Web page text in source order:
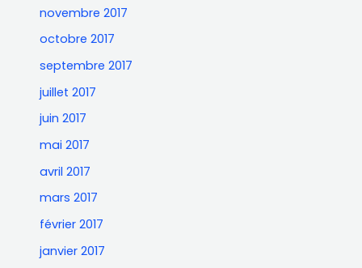
novembre 2017
octobre 2017
septembre 2017
juillet 2017
juin 2017
mai 2017
avril 2017
mars 2017
février 2017
janvier 2017